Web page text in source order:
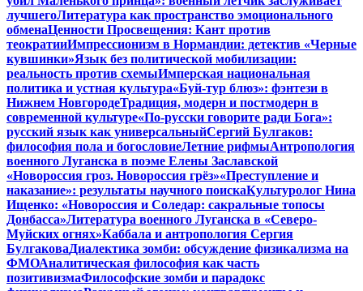
лучшегоЛитература как пространство эмоционального
обменаЦенности Просвещения: Кант против
теократииИмпрессионизм в Нормандии: детектив «Черные
кувшинки»Язык без политической мобилизации:
реальность против схемыИмперская национальная
политика и устная культура«Буй-тур блюз»: фэнтези в
Нижнем НовгородеТрадиция, модерн и постмодерн в
современной культуре«По-русски говорите ради Бога»:
русский язык как универсальныйСергий Булгаков:
философия пола и богословиеЛетние рифмыАнтропология
военного Луганска в поэме Елены Заславской
«Новороссия гроз. Новороссия грёз»«Преступление и
наказание»: результаты научного поискаКультуролог Нина
Ищенко: «Новороссия и Соледар: сакральные топосы
Донбасса»Литература военного Луганска в «Северо-
Муйских огнях»Каббала и антропология Сергия
БулгаковаДиалектика зомби: обсуждение физикализма на
ФМОАналитическая философия как часть
позитивизмаФилософские зомби и парадокс